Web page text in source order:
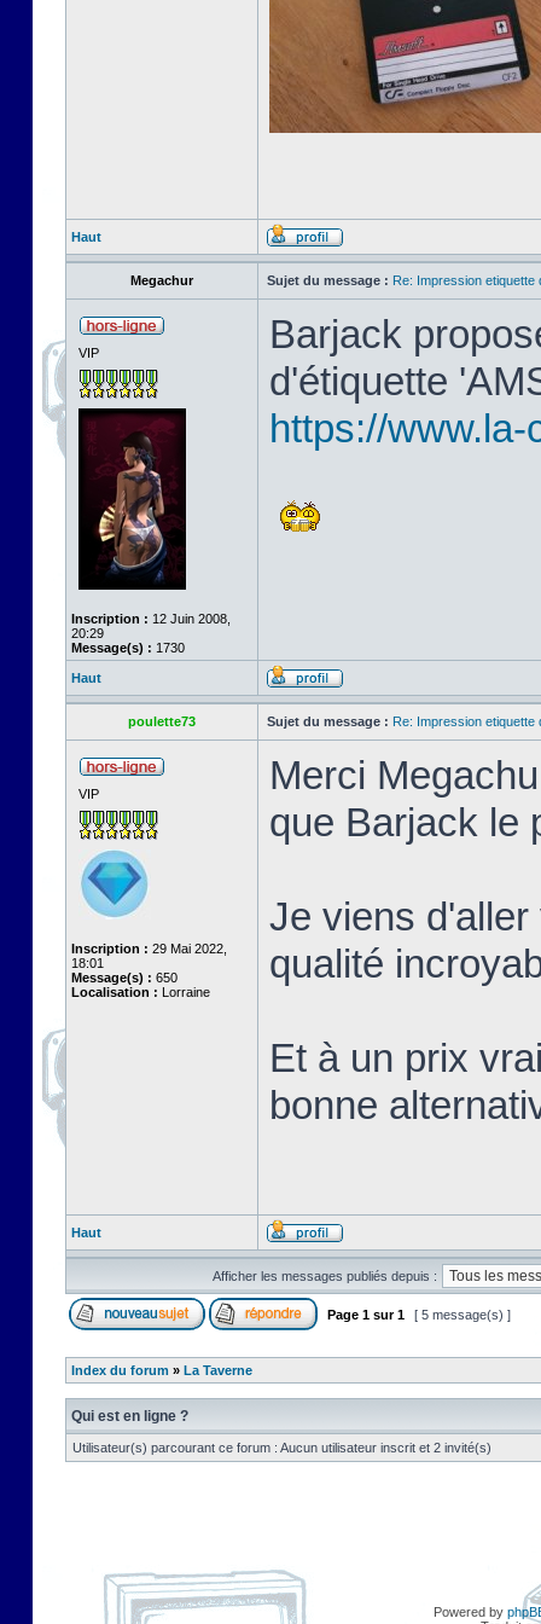
Haut
Megachur Sujet du message : Re: Impression etiquette
VIP
Inscription : 12 Juin 2008,
20:29
Message(s) : 1730
Barjack
d'étiquette
https://
Haut
poulette73 Sujet du message : Re: Impression etiquette
VIP
Inscription : 29 Mai 2022,
18:01
Message(s) : 650
Localisation : Lorraine
Merci
que Barjack le
Je viens
qualité
Et à un prix
bonne
Haut
Afficher les messages publiés depuis :
Page 1 sur1 [ 5 message(s) ]
Index du forum » La Taverne
Qui est en ligne ?
Utilisateur(s) parcourant ce forum : Aucun utilisateur inscrit et 2 invité(s)
Powered by